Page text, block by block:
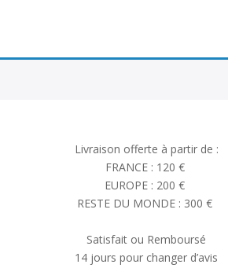
Livraison offerte à partir de :
FRANCE : 120 €
EUROPE : 200 €
RESTE DU MONDE : 300 €
Satisfait ou Remboursé
14 jours pour changer d’avis